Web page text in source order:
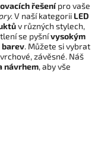
řešenípro vaše
. V naší kategorii LED
v různých stylech,
se pyšnívysokým
barev. Můžete si vybrat
závěsné. Náš
návrhem, aby vše